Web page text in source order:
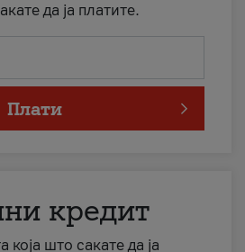
да ја платите.
Плати
кредит
која што сакате да ја